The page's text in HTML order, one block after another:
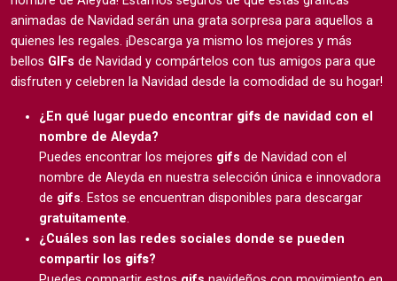
animadas de Navidad serán una grata sorpresa para aquellos a
quienes les regales. ¡Descarga ya mismo los mejores y más
bellos GIFs de Navidad y compártelos con tus amigos para que
disfruten y celebren la Navidad desde la comodidad de su hogar!
¿En qué lugar puedo encontrar gifs de navidad con el
nombre de Aleyda?
Puedes encontrar los mejores gifs de Navidad con el
nombre de Aleyda en nuestra selección única e innovadora
de gifs. Estos se encuentran disponibles para descargar
gratuitamente.
¿Cuáles son las redes sociales donde se pueden
compartir los gifs?